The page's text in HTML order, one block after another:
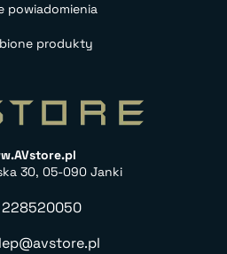
powiadomienia
produkty
30, 05-090 Janki
228520050